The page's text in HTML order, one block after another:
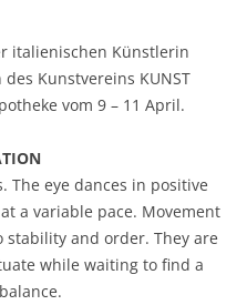
italienischen Künstlerin
Kunstvereins KUNST
vom 9 – 11 April.
The eye dances in positive
a variable pace. Movement
and order. They are
while waiting to find a